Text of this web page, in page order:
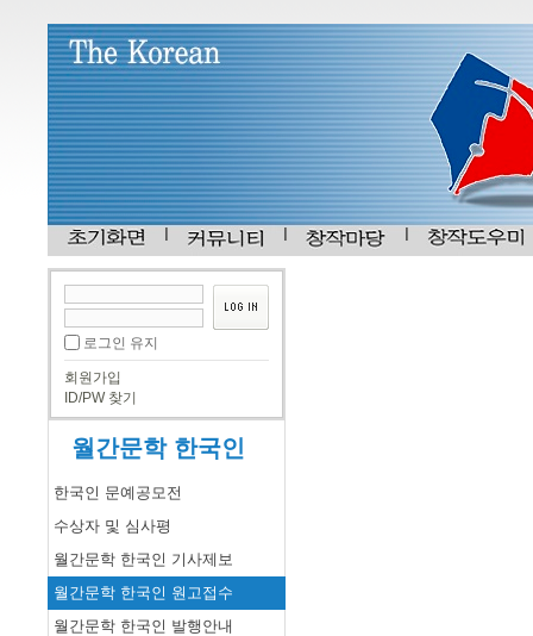
로그인 유지
회원가입
ID/PW 찾기
월간문학 한국인
한국인 문예공모전
수상자 및 심사평
월간문학 한국인 기사제보
월간문학 한국인 원고접수
월간문학 한국인 발행안내